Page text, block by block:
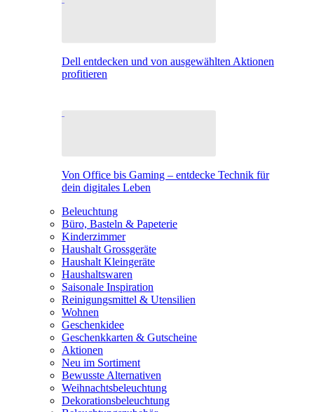
Dell entdecken und von ausgewählten Aktionen
profitieren
Von Office bis Gaming – entdecke Technik für
dein digitales Leben
Beleuchtung
Büro, Basteln & Papeterie
Kinderzimmer
Haushalt Grossgeräte
Haushalt Kleingeräte
Haushaltswaren
Saisonale Inspiration
Reinigungsmittel & Utensilien
Wohnen
Geschenkidee
Geschenkkarten & Gutscheine
Aktionen
Neu im Sortiment
Bewusste Alternativen
Weihnachtsbeleuchtung
Dekorationsbeleuchtung